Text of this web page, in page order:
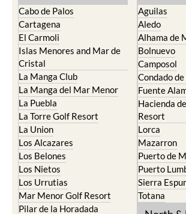
Cabo de Palos
Cartagena
El Carmoli
Islas Menores and Mar de
Cristal
La Manga Club
La Manga del Mar Menor
La Puebla
La Torre Golf Resort
La Union
Los Alcazares
Los Belones
Los Nietos
Los Urrutias
Mar Menor Golf Resort
Pilar de la Horadada
Aguilas
Aledo
Alhama de
Bolnuevo
Camposol
Condado
Fuente
Hacienda
Resort
Lorca
Mazarron
Puerto de
Puerto
Sierra
Totana